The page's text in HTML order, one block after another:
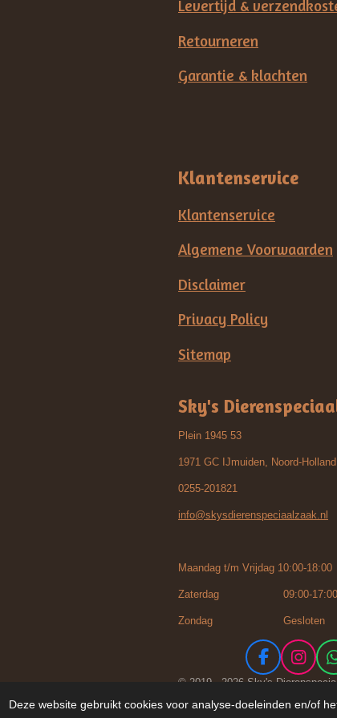
Deze website gebruikt cookies voor analyse-doeleinden en/of
Levertijd &
Retourneren
Garantie & klachten
Klantenservice
Klantenservice
Algemene Voorwaarden
Disclaimer
Privacy Policy
Sitemap
Sky's
Plein 1945 53
1971 GC IJmuiden, Noord-Holland
0255-201821
info@skysdierenspeciaalzaak.nl
Maandag t/m Vrijdag 10:00-18:00
Zaterdag 09:00-17:00
Zondag Gesloten
F
a
c
I
n
© 2019 - 2026 Sky's